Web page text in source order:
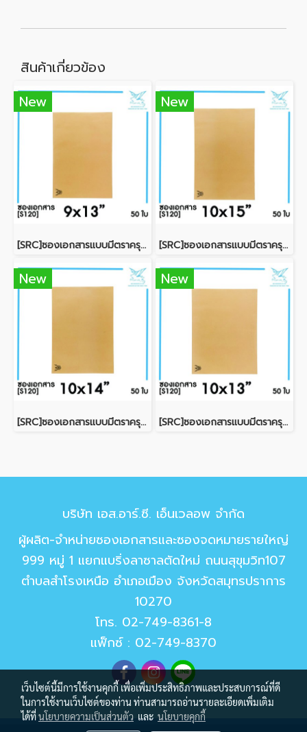
สินค้าเกี่ยวข้อง
New
[SRC]ซองเอกสารแบบมีตราครุฑ 9x13"(S120)
New
[SRC]ซองเอกสารแบบมีตราครุฑ 10x15"(S120)
New
[SRC]ซองเอกสารแบบมีตราครุฑ 10x14"(S120)
New
[SRC]ซองเอกสารแบบมีตราครุฑ 10x13"(S120)
บริษัท เอส.อาร์.ซี. เอ็นเวลอพ จำกัด
ผู้ผลิต-จำหน่ายซองเอกสารและซองจดหมายรายใหญ่
999 หมู่ 1 แยกแบริ่งลาซาลตัดใหม่ ถนนสุขุมวิท107
ตำบลสำโรงเหนือ อำเภอเมือง จังหวัดสมุทรปราการ
10270
โทร. 02-749-8361-8
แฟ็กซ์ : 02-749-8370
เว็บไซต์นี้มีการใช้งานคุกกี้ เพื่อเพิ่มประสิทธิภาพและประสบการณ์ที่ดี
ในการใช้งานเว็บไซต์ของท่าน ท่านสามารถอ่านรายละเอียดเพิ่มเติม
ได้ที่นโยบายความเป็นส่วนตัว และ นโยบายคุกกี้